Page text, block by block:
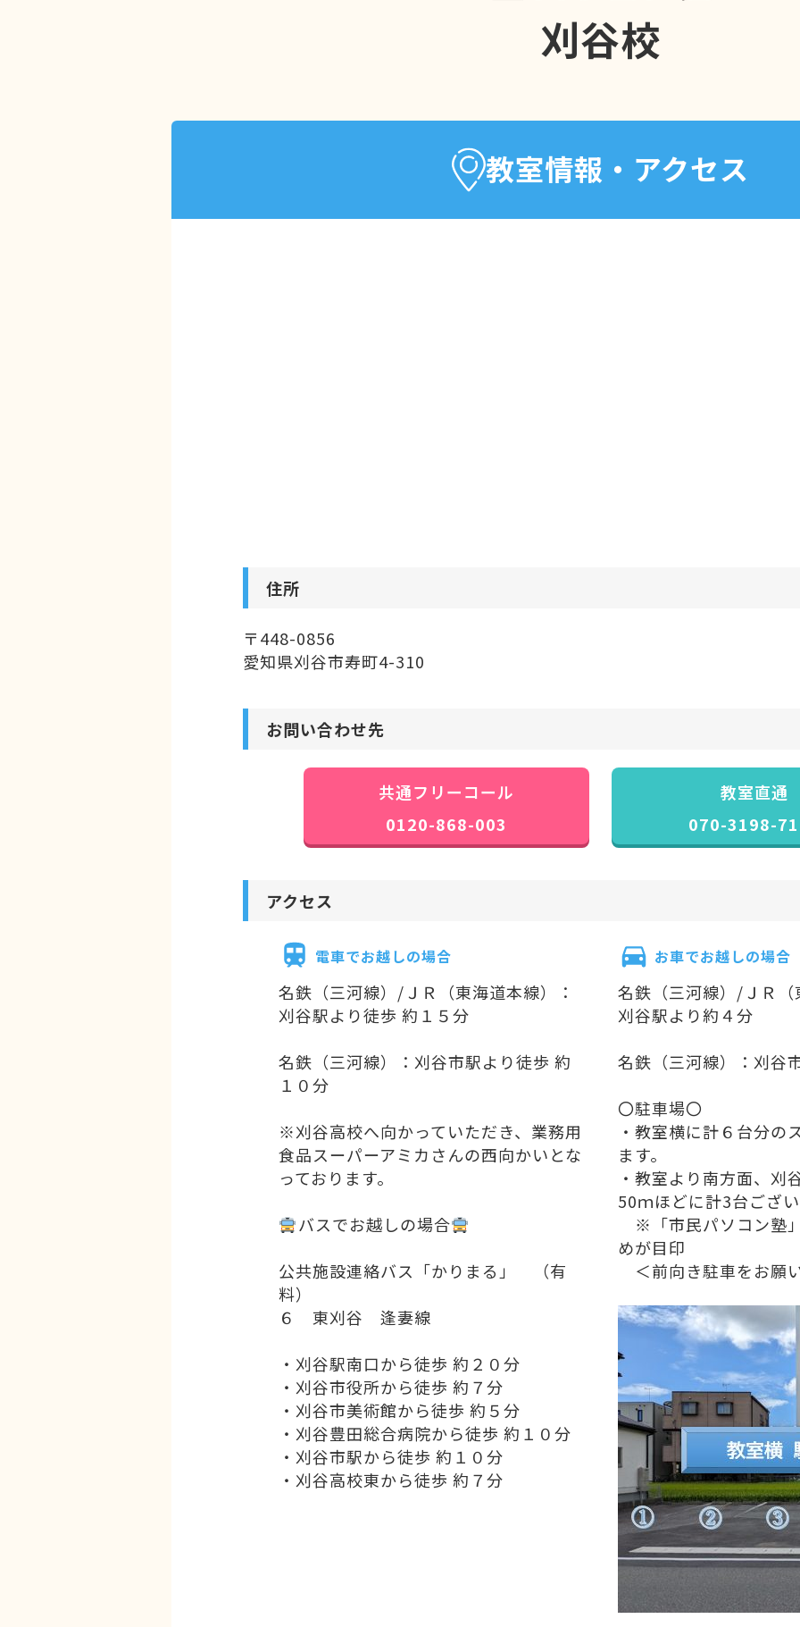
刈谷校
教室情報・アクセス
住所
〒448-0856
愛知県刈谷市寿町4-310
お問い合わせ先
共通フリーコール
0120-868-003
教室直通
070-3198-
アクセス
電車でお越しの場合
名鉄（三河線）/ＪＲ（東海道本線）：
刈谷駅より徒歩 約１５分
名鉄（三河線）：刈谷市駅より徒歩 約
１０分
※刈谷高校へ向かっていただき、業務用
食品スーパーアミカさんの西向かいとな
っております。
バスでお越しの場合
公共施設連絡バス「かりまる」 （有
料）
６ 東刈谷 逢妻線
・刈谷駅南口から徒歩 約２０分
・刈谷市役所から徒歩 約７分
・刈谷市美術館から徒歩 約５分
・刈谷豊田総合病院から徒歩 約１０分
・刈谷市駅から徒歩 約１０分
・刈谷高校東から徒歩 約７分
お車でお越しの場合
名鉄（三河線）/ＪＲ
刈谷駅より約４分
名鉄（三河線）：刈谷
〇駐車場〇
・教室横に計６台分の
ます。
・教室より南方面、刈
50ｍほどに計3台ござ
※「市民パソコン塾
めが目印
＜前向き駐車をお願